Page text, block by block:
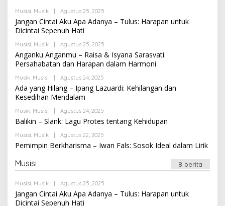
Musisi, Musik Agustus 25, 2025
Newssportsaz_0q4zf1
Jangan Cintai Aku Apa Adanya – Tulus: Harapan untuk
Dicintai Sepenuh Hati
Musisi, Musik Agustus 25, 2025
Anganku Anganmu – Raisa & Isyana Sarasvati:
Persahabatan dan Harapan dalam Harmoni
Musik, Musisi Agustus 24, 2025
Newssportsaz_0q4zf1
Ada yang Hilang – Ipang Lazuardi: Kehilangan dan
Kesedihan Mendalam
Musik, Musisi Agustus 24, 2025
Newssportsaz_0q4zf1
Balikin – Slank: Lagu Protes tentang Kehidupan
Musisi, Musik Agustus 22, 2025
Newssportsaz_0q4zf1
Pemimpin Berkharisma – Iwan Fals: Sosok Ideal dalam Lirik
Musisi 8 berita
Musisi, Musik Agustus 25, 2025
Newssportsaz_0q4zf1
Jangan Cintai Aku Apa Adanya – Tulus: Harapan untuk
Dicintai Sepenuh Hati